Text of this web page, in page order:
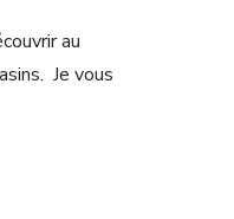
au
Je vous